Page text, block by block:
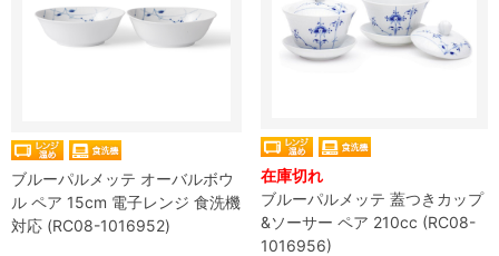
ブルーパルメッテ オーバルボウ
ル ペア 15cm 電子レンジ 食洗機
対応 (RC08-1016952)
在庫切れ
ブルーパルメッテ 蓋つきカップ
&ソーサー ペア 210cc (RC08-
1016956)